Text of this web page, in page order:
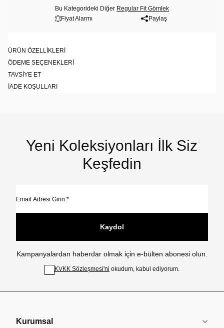
Bu Kategorideki Diğer Regular Fit Gömlek
Fiyat Alarmı
Paylaş
ÜRÜN ÖZELLIKLERI
ÖDEME SEÇENEKLERI
TAVSIYE ET
İADE KOŞULLARI
Yeni Koleksiyonları İlk Siz
Keşfedin
Kaydol
Kampanyalardan haberdar olmak için e-bülten abonesi olun.
KVKK Sözleşmesi'ni okudum, kabul ediyorum.
Kurumsal